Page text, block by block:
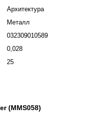
Архитектура
Металл
032309010589
0,028
25
(MMS058)